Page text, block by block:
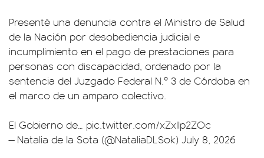
Presenté una denuncia contra el Ministro de Salud
de la Nación por desobediencia judicial e
incumplimiento en el pago de prestaciones para
personas con discapacidad, ordenado por la
sentencia del Juzgado Federal N.º 3 de Córdoba en
el marco de un amparo colectivo.
El Gobierno de… pic.twitter.com/xZxIIp2ZOc
— Natalia de la Sota (@NataliaDLSok) July 8, 2026